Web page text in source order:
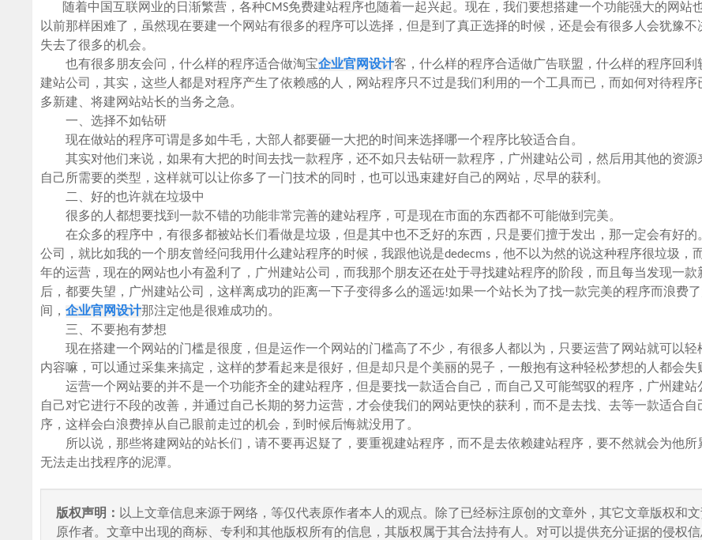
随着中国互联网业的日渐繁营，各种CMS免费建站程序也随着一起兴起。现在，我们要想搭建一个功能强大的网站
以前那样困难了，虽然现在要建一个网站有很多的程序可以选择，但是到了真正选择的时候，还是会有很多人会犹豫不
失去了很多的机会。
也有很多朋友会问，什么样的程序适合做淘宝企业官网设计客，什么样的程序合适做广告联盟，什么样的程序回利
建站公司，其实，这些人都是对程序产生了依赖感的人，网站程序只不过是我们利用的一个工具而已，而如何对待程序
多新建、将建网站站长的当务之急。
一、选择不如钻研
现在做站的程序可谓是多如牛毛，大部人都要砸一大把的时间来选择哪一个程序比较适合自。
其实对他们来说，如果有大把的时间去找一款程序，还不如只去钻研一款程序，广州建站公司，然后用其他的资源
自己所需要的类型，这样就可以让你多了一门技术的同时，也可以迅束建好自己的网站，尽早的获利。
二、好的也许就在垃圾中
很多的人都想要找到一款不错的功能非常完善的建站程序，可是现在市面的东西都不可能做到完美。
在众多的程序中，有很多都被站长们看做是垃圾，但是其中也不乏好的东西，只是要们擅于发出，那一定会有好的
公司，就比如我的一个朋友曾经问我用什么建站程序的时候，我跟他说是dedecms，他不以为然的说这种程序很垃圾，
年的运营，现在的网站也小有盈利了，广州建站公司，而我那个朋友还在处于寻找建站程序的阶段，而且每当发现一款
后，都要失望，广州建站公司，这样离成功的距离一下子变得多么的遥远!如果一个站长为了找一款完美的程序而浪费
间，企业官网设计那注定他是很难成功的。
三、不要抱有梦想
现在搭建一个网站的门槛是很度，但是运作一个网站的门槛高了不少，有很多人都以为，只要运营了网站就可以轻
内容嘛，可以通过采集来搞定，这样的梦看起来是很好，但是却只是个美丽的晃子，一般抱有这种轻松梦想的人都会失
运营一个网站要的并不是一个功能齐全的建站程序，但是要找一款适合自己，而自己又可能驾驭的程序，广州建站
自己对它进行不段的改善，并通过自己长期的努力运营，才会使我们的网站更快的获利，而不是去找、去等一款适合自
序，这样会白浪费掉从自己眼前走过的机会，到时候后悔就没用了。
所以说，那些将建网站的站长们，请不要再迟疑了，要重视建站程序，而不是去依赖建站程序，要不然就会为他所
无法走出找程序的泥潭。
版权声明： 以上文章信息来源于网络，等仅代表原作者本人的观点。除了已经标注原创的文章外，其它文章版权和
原作者。文章中出现的商标、专利和其他版权所有的信息，其版权属于其合法持有人。对可以提供充分证据的侵权